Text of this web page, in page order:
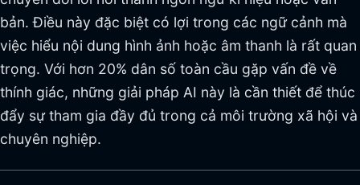
bản. Điều này đặc biệt có lợi trong các ngữ cảnh mà
việc hiểu nội dung hình ảnh hoặc âm thanh là rất quan
trọng. Với hơn 20% dân số toàn cầu gặp vấn đề về
thính giác, những giải pháp AI này là cần thiết để thúc
đẩy sự tham gia đầy đủ trong cả môi trường xã hội và
chuyên nghiệp.